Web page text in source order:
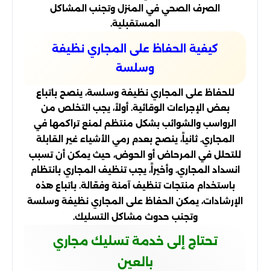
الصرف الصحي في المنزل وتجنب المشاكل
المستقبلية.
كيفية الحفاظ على المجاري نظيفة
وسلسة
للحفاظ على المجاري نظيفة وسلسة، ينصح باتباع
بعض الإجراءات الوقائية. أولاً، يجب التخلص من
الرواسب والشوائب بشكل منتظم لمنع تراكمها في
المجاري. ثانياً، ينصح بعدم رمي الأشياء غير القابلة
للتحلل في المرحاض أو الحوض، حيث يمكن أن تسبب
انسداد المجاري. وأخيراً، يجب تنظيف المجاري بانتظام
باستخدام منتجات تنظيف آمنة وفعّالة. باتباع هذه
الإرشادات، يمكن الحفاظ على المجاري نظيفة وسلسة
وتجنب حدوث مشاكل التسليك.
تحتاج إلى خدمة تسليك مجاري
بالعين